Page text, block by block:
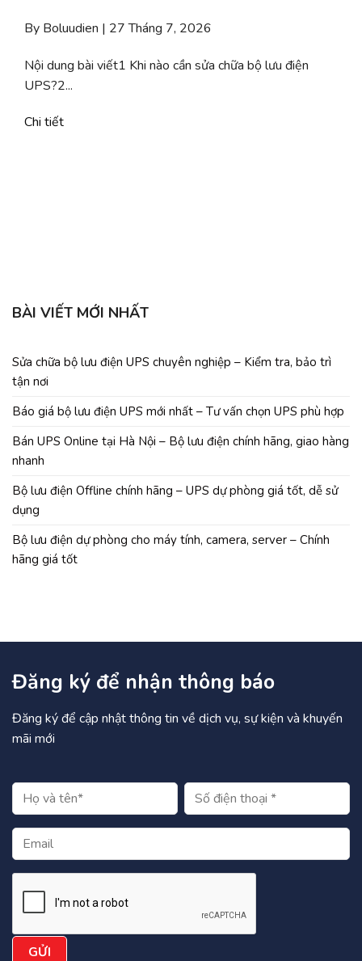
By Boluudien | 27 Tháng 7, 2026
Nội dung bài viết1 Khi nào cần sửa chữa bộ lưu điện
UPS?2...
Chi tiết
BÀI VIẾT MỚI NHẤT
Sửa chữa bộ lưu điện UPS chuyên nghiệp – Kiểm tra, bảo trì
tận nơi
Báo giá bộ lưu điện UPS mới nhất – Tư vấn chọn UPS phù hợp
Bán UPS Online tại Hà Nội – Bộ lưu điện chính hãng, giao hàng
nhanh
Bộ lưu điện Offline chính hãng – UPS dự phòng giá tốt, dễ sử
dụng
Bộ lưu điện dự phòng cho máy tính, camera, server – Chính
hãng giá tốt
Đăng ký để nhận thông báo
Đăng ký để cập nhật thông tin về dịch vụ, sự kiện và khuyến
mãi mới